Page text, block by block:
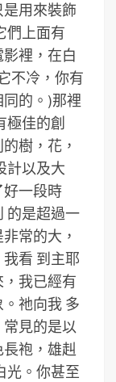
用來裝飾
們上面有
裡，在白
不冷，你有
的。)那裡
佳的創
樹，花，
計以及大
一段時
的是超過一
常的大，
看 到主耶
我已經有
祂向我 多
見的是以
袍，雄赳
光。你甚至